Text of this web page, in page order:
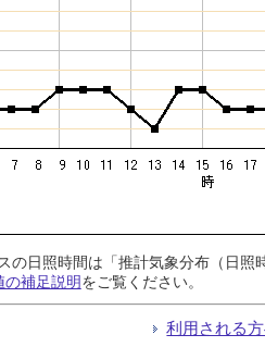
の日照時間は「推計気象分布（日
の補足説明をご覧ください。
利用される